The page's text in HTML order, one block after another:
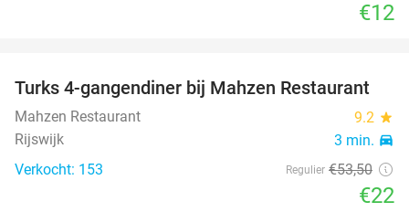
€12
59%
Turks 4-gangendiner bij Mahzen Restaurant
Mahzen Restaurant 9.2 star
Rijswijk 3 min. directions_car
Verkocht: 153 Regulier €53,50
€22